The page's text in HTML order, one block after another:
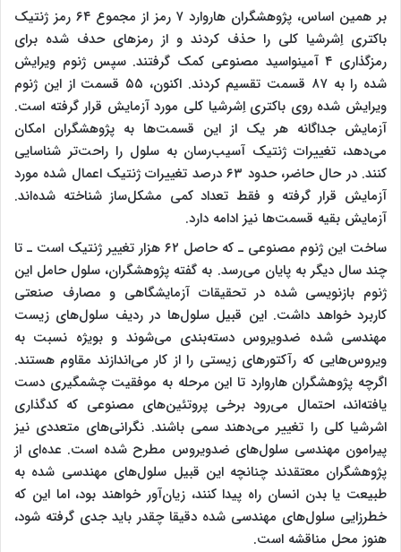
بر همین اساس، پژوهشگران هاروارد ۷ رمز از مجموع ۶۴ رمز ژنتیک
باکتری اِشرشیا کلی را حذف کردند و از رمزهای حدف شده برای
رمزگذاری ۴ آمینواسید مصنوعی کمک گرفتند. سپس ژنوم ویرایش
شده را به ۸۷ قسمت تقسیم کردند. ‌اکنون، ۵۵ قسمت از این ژنوم
ویرایش شده روی باکتری اِشرشیا کلی مورد آزمایش قرار گرفته است.
آزمایش جداگانه هر یک از این قسمت‌ها به پژوهشگران امکان
می‌دهد، تغییرات ژنتیک آسیب‌رسان به سلول را راحت‌تر شناسایی
کنند. در حال حاضر، حدود ۶۳ درصد تغییرات ژنتیک اعمال شده مورد
آزمایش قرار گرفته و فقط تعداد کمی مشکل‌ساز شناخته شده‌اند.
آزمایش بقیه قسمت‌ها نیز ادامه دارد.
ساخت این ژنوم مصنوعی ـ که حاصل ۶۲ هزار تغییر ژنتیک است ـ‌ تا
چند سال دیگر به پایان می‌رسد. به گفته پژوهشگران، سلول‌ حامل این
ژنوم بازنویسی شده در تحقیقات آزمایشگاهی و مصارف صنعتی
کاربرد خواهد داشت. این قبیل سلول‌ها در ردیف سلول‌های زیست
مهندسی شده ضدویروس دسته‌بندی می‌شوند و بویژه نسبت به
ویروس‌هایی که رآکتورهای زیستی را از کار می‌اندازند مقاوم هستند.
اگرچه پژوهشگران هاروارد تا این مرحله به موفقیت چشمگیری دست
یافته‌اند، احتمال می‌رود برخی پروتئین‌های مصنوعی که کدگذاری
اشرشیا کلی را تغییر می‌دهند سمی باشند. نگرانی‌های متعددی نیز
پیرامون مهندسی سلول‌های ضدویروس مطرح شده است. عده‌ای از
پژوهشگران معتقدند چنانچه این قبیل سلول‌های مهندسی شده به
طبیعت یا بدن انسان راه پیدا کنند، زیان‌آور خواهند بود، اما این که
خطرزایی سلول‌های مهندسی شده دقیقا چقدر باید جدی گرفته شود،
هنوز محل مناقشه است.